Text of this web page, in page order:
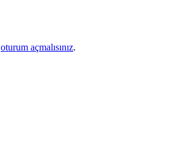
oturum açmalısınız.